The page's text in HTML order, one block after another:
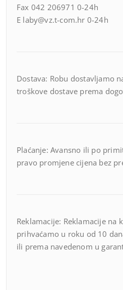
Fax 042 206971 0-24h
E laby@vz.t-com.hr 0-24h
Dostava: Robu dostavljamo
troškove dostave prema
Plaćanje: Avansno ili po
pravo promjene cijena bez
Reklamacije: Reklamacije
prihvaćamo u roku od 10
ili prema navedenom u